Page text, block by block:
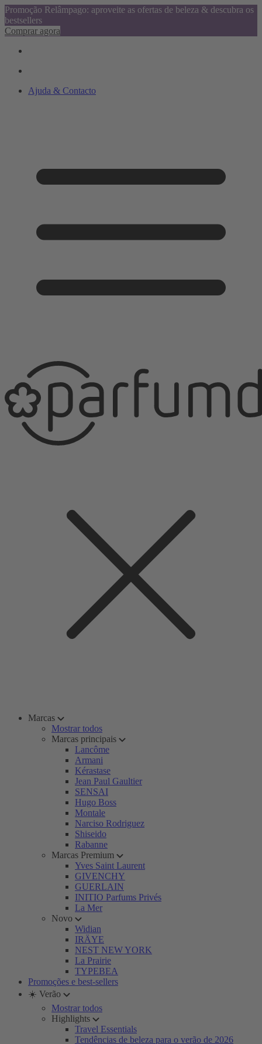
Promoção Relâmpago: aproveite as ofertas de beleza & descubra os
bestsellers
Comprar agora
Ajuda & Contacto
Marcas
Mostrar todos
Marcas principais
Lancôme
Armani
Kérastase
Jean Paul Gaultier
SENSAI
Hugo Boss
Montale
Narciso Rodriguez
Shiseido
Rabanne
Marcas Premium
Yves Saint Laurent
GIVENCHY
GUERLAIN
INITIO Parfums Privés
La Mer
Novo
Widian
IRÄYE
NEST NEW YORK
La Prairie
TYPEBEA
Promoções e best-sellers
☀️ Verão
Mostrar todos
Highlights
Travel Essentials
Tendências de beleza para o verão de 2026